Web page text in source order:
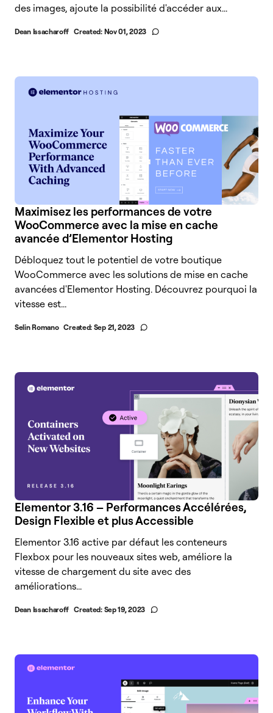
des images, ajoute la possibilité d'accéder aux...
Dean Issacharoff Created: Nov 01, 2023
Maximisez les performances de votre
WooCommerce avec la mise en cache
avancée d’Elementor Hosting
Débloquez tout le potentiel de votre boutique
WooCommerce avec les solutions de mise en cache
avancées d'Elementor Hosting. Découvrez pourquoi la
vitesse est...
Selin Romano Created: Sep 21, 2023
Elementor 3.16 – Performances Accélérées,
Design Flexible et plus Accessible
Elementor 3.16 active par défaut les conteneurs
Flexbox pour les nouveaux sites web, améliore la
vitesse de chargement du site avec des
améliorations...
Dean Issacharoff Created: Sep 19, 2023